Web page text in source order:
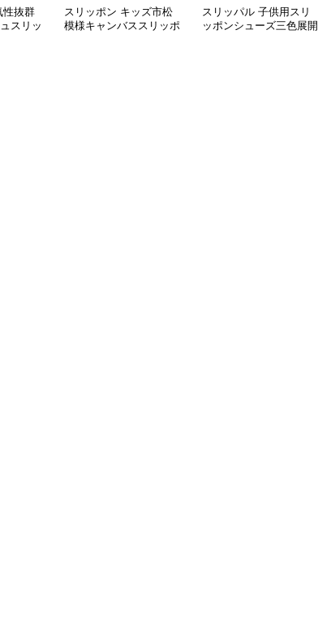
性抜群
スリッ
スリッポン キッズ市松
模様キャンバススリッポ
スリッパル 子供用スリ
ッポンシューズ三色展開